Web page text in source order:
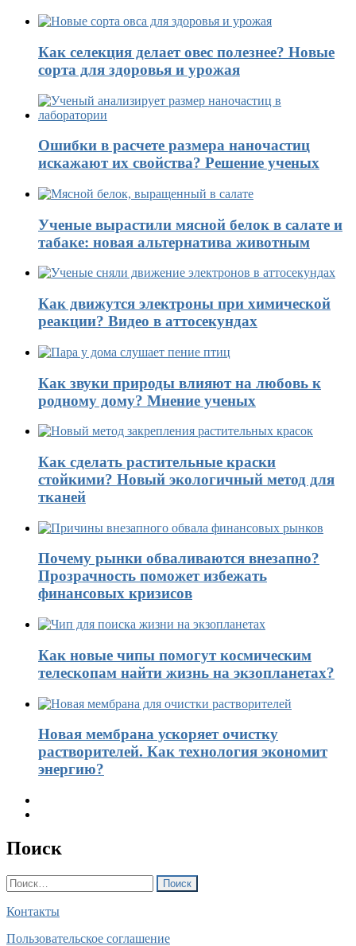
Как селекция делает овес полезнее? Новые
сорта для здоровья и урожая
Ошибки в расчете размера наночастиц
искажают их свойства? Решение ученых
Ученые вырастили мясной белок в салате и
табаке: новая альтернатива животным
Как движутся электроны при химической
реакции? Видео в аттосекундах
Как звуки природы влияют на любовь к
родному дому? Мнение ученых
Как сделать растительные краски
стойкими? Новый экологичный метод для
тканей
Почему рынки обваливаются внезапно?
Прозрачность поможет избежать
финансовых кризисов
Как новые чипы помогут космическим
телескопам найти жизнь на экзопланетах?
Новая мембрана ускоряет очистку
растворителей. Как технология экономит
энергию?
Поиск
Найти:
Контакты
Пользовательское соглашение